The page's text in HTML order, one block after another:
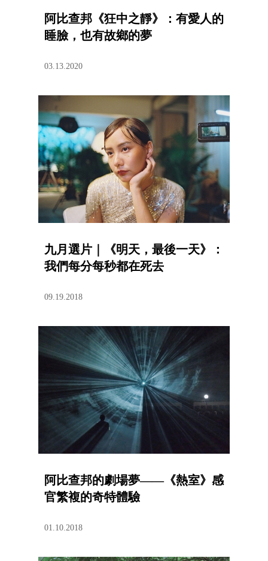
阿比查邦《狂中之靜》：有愛人的
睡臉，也有故鄉的夢
03.13.2020
九月選片｜《明天，最後一天》：
我們每分每秒都在死去
09.19.2018
阿比查邦的劇場夢——《熱室》感
官繁複的奇特體驗
01.10.2018